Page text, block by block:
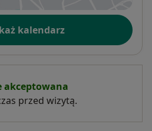
kalendarz
akceptowana
przed wizytą.